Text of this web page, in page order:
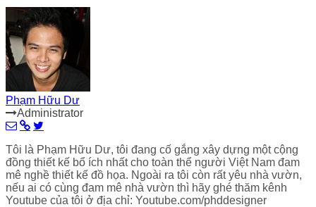
Phạm Hữu Dư
Administrator
Tôi là Phạm Hữu Dư, tôi đang cố gắng xây dựng một cộng
đồng thiết kế bổ ích nhất cho toàn thể người Việt Nam đam
mê nghề thiết kế đồ họa. Ngoài ra tôi còn rất yêu nhà vườn,
nếu ai có cùng đam mê nhà vườn thì hãy ghé thăm kênh
Youtube của tôi ở địa chỉ: Youtube.com/phddesigner